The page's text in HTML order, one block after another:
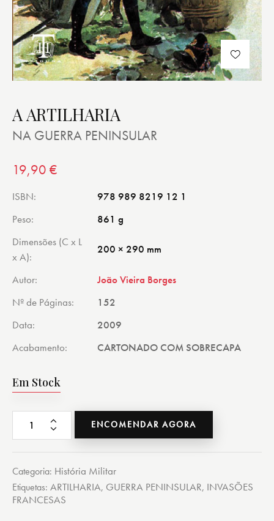
A ARTILHARIA
NA GUERRA PENINSULAR
19,90 €
ISBN
978 989 8219 12 1
Peso
861 g
Dimensões (C x L
x A)
200 × 290 mm
Autor
João Vieira Borges
Nº de Páginas
152
Data
2009
Acabamento
CARTONADO COM SOBRECAPA
Em Stock
ENCOMENDAR AGORA
Categoria: História Militar
Etiquetas: ARTILHARIA, GUERRA PENINSULAR, INVASÕES
FRANCESAS